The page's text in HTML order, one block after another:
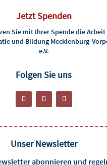
Jetzt Spenden
Sie mit Ihrer Spende die
und Bildung Mecklenburg-
e.V.
Folgen Sie uns
Unser Newsletter
abonnieren und